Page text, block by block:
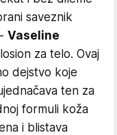
saveznik
Vaseline
losion za telo. Ovaj
dejstvo koje
ten za
formuli koža
i blistava